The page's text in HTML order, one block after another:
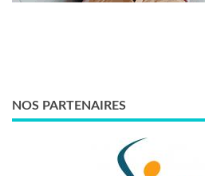
NOS PARTENAIRES